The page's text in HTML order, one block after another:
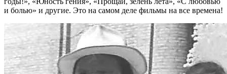
и болью» и другие. Это на самом деле фильмы на все времена!